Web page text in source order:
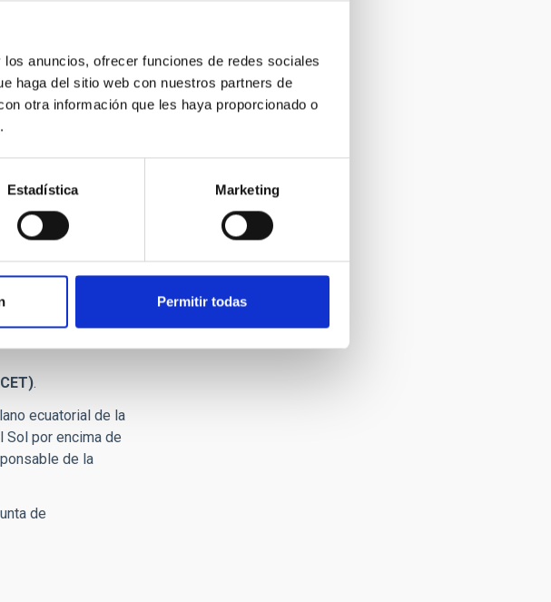
anuncios, ofrecer funciones de redes sociales
haga del sitio web con nuestros partners de
otra información que les haya proporcionado o
Estadística Marketing
Permitir todas
Alcántara
con la
en directo el
del IAC. “Los
largo del
la orientación
.
ecuatorial de la
Sol por encima de
de la
de